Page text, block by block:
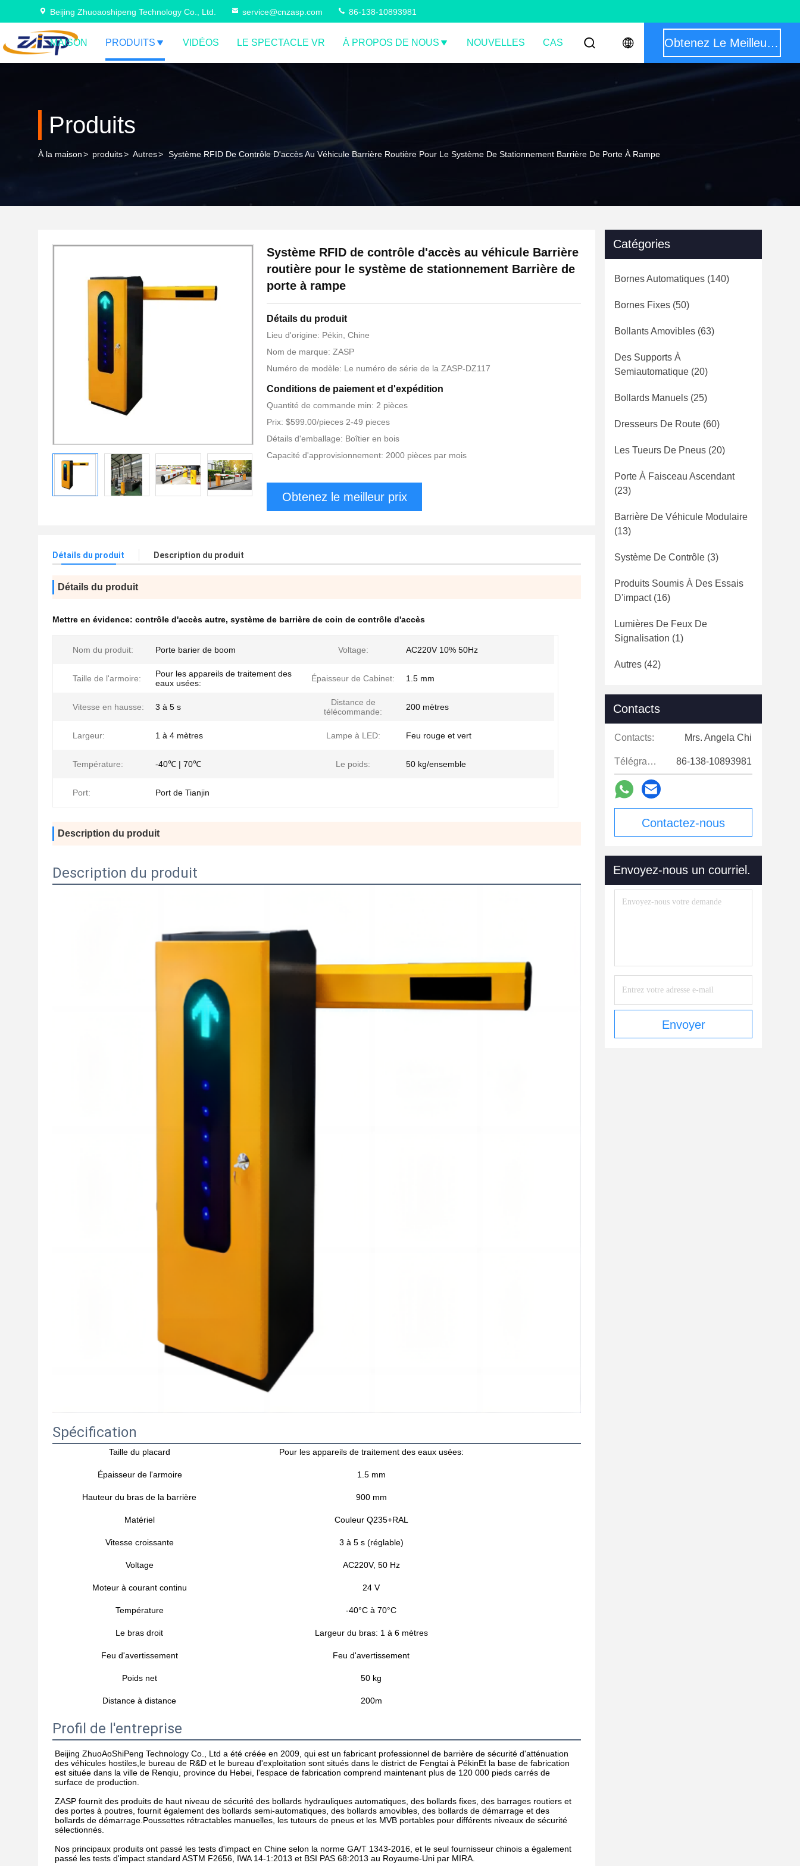
Beijing Zhuoaoshipeng Technology Co., Ltd. service@cnzasp.com 86-138-10893981
MAISON PRODUITS VIDÉOS LE SPECTACLE VR À PROPOS DE NOUS NOUVELLES CAS Obtenez Le Meilleur Prix
Produits
À la maison> produits> Autres> Système RFID De Contrôle D'accès Au Véhicule Barrière Routière Pour Le Système De Stationnement Barrière De Porte À Rampe
Système RFID de contrôle d'accès au véhicule Barrière
routière pour le système de stationnement Barrière de
porte à rampe
Détails du produit
Lieu d'origine: Pékin, Chine
Nom de marque: ZASP
Numéro de modèle: Le numéro de série de la ZASP-DZ117
Conditions de paiement et d'expédition
Quantité de commande min: 2 pièces
Prix: $599.00/pieces 2-49 pieces
Détails d'emballage: Boîtier en bois
Capacité d'approvisionnement: 2000 pièces par mois
Obtenez le meilleur prix
Détails du produit Description du produit
Détails du produit
Mettre en évidence: contrôle d'accès autre, système de barrière de coin de contrôle d'accès
Nom du produit: Porte barier de boom Voltage: AC220V 10% 50Hz
Taille de l'armoire:
Pour les appareils de traitement des
eaux usées:
Épaisseur de Cabinet: 1.5 mm
Vitesse en hausse: 3 à 5 s
Distance de
télécommande:
200 mètres
Largeur: 1 à 4 mètres Lampe à LED: Feu rouge et vert
Température: -40℃ | 70℃ Le poids: 50 kg/ensemble
Port: Port de Tianjin
Description du produit
Description du produit
Spécification
Taille du placard Pour les appareils de traitement des eaux usées:
Épaisseur de l'armoire 1.5 mm
Hauteur du bras de la barrière 900 mm
Matériel Couleur Q235+RAL
Vitesse croissante 3 à 5 s (réglable)
Voltage AC220V, 50 Hz
Moteur à courant continu 24 V
Température -40°C à 70°C
Le bras droit Largeur du bras: 1 à 6 mètres
Feu d'avertissement Feu d'avertissement
Poids net 50 kg
Distance à distance 200m
Profil de l'entreprise
Beijing ZhuoAoShiPeng Technology Co., Ltd a été créée en 2009, qui est un fabricant professionnel de barrière de sécurité d'atténuation
des véhicules hostiles,le bureau de R&D et le bureau d'exploitation sont situés dans le district de Fengtai à PékinEt la base de fabrication
est située dans la ville de Renqiu, province du Hebei, l'espace de fabrication comprend maintenant plus de 120 000 pieds carrés de
surface de production.
ZASP fournit des produits de haut niveau de sécurité des bollards hydrauliques automatiques, des bollards fixes, des barrages routiers et
des portes à poutres, fournit également des bollards semi-automatiques, des bollards amovibles, des bollards de démarrage et des
bollards de démarrage.Poussettes rétractables manuelles, les tuteurs de pneus et les MVB portables pour différents niveaux de sécurité
sélectionnés.
Nos principaux produits ont passé les tests d'impact en Chine selon la norme GA/T 1343-2016, et le seul fournisseur chinois a également
passé les tests d'impact standard ASTM F2656, IWA 14-1:2013 et BSI PAS 68:2013 au Royaume-Uni par MIRA.
Catégories
Bornes Automatiques (140)
Bornes Fixes (50)
Bollants Amovibles (63)
Des Supports À
Semiautomatique (20)
Bollards Manuels (25)
Dresseurs De Route (60)
Les Tueurs De Pneus (20)
Porte À Faisceau Ascendant
(23)
Barrière De Véhicule Modulaire
(13)
Système De Contrôle (3)
Produits Soumis À Des Essais
D'impact(16)
Lumières De Feux De
Signalisation (1)
Autres (42)
Contacts
Contacts: Mrs. Angela Chi
Télégramme: 86-138-10893981
Contactez-nous
Envoyez-nous un courriel.
Envoyer